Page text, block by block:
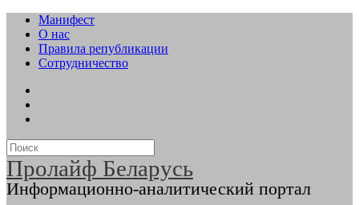
Манифест
О нас
Правила републикации
Сотрудничество
Пролайф Беларусь
Информационно-аналитический портал